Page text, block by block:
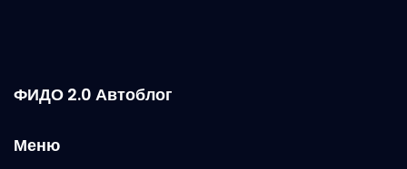
ФИДО 2.0 Автоблог
Меню